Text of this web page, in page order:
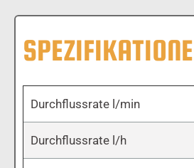
Durchflussrate l/min
Durchflussrate l/h